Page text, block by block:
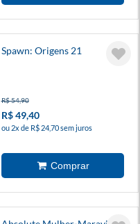
Spawn: Origens 21
R$ 54,90
R$ 49,40
ou 2x de R$ 24,70 sem juros